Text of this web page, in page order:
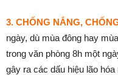
3. CHỐNG NẮNG,
ngày, dù mùa đông hay
trong văn phòng 8h một
gây ra các dấu hiệu lão